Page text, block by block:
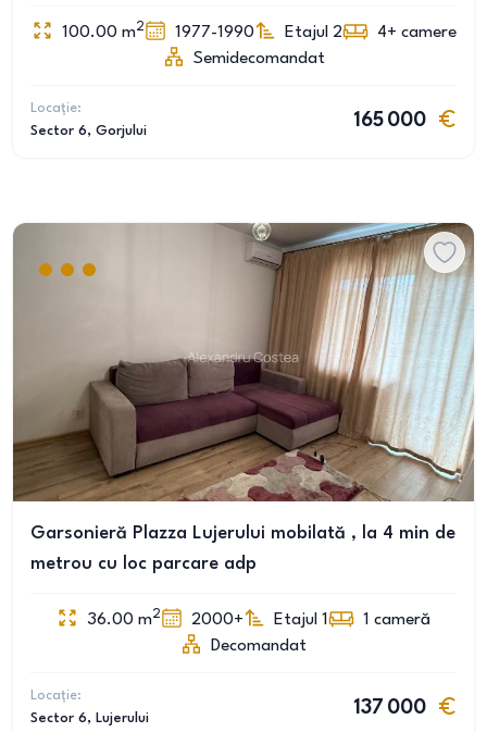
100.00 m2 1977-1990 Etajul 2 4+ camere
Semidecomandat
Locație:
Sector 6, Gorjului
165 000
Garsonieră Plazza Lujerului mobilată , la 4 min de
metrou cu loc parcare adp
36.00 m2 2000+ Etajul 1 1 cameră
Decomandat
Locație:
Sector 6, Lujerului
137 000